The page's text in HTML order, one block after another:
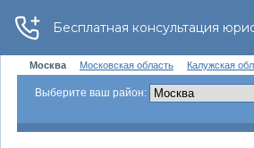
Москва Московская область Калужская
Выберите ваш район: